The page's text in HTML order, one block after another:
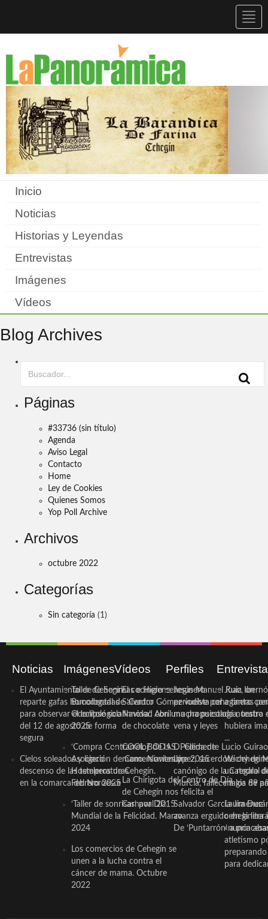
Inicio
Noticias
Historias y Leyendas
Entrevistas
Imágenes
Vídeos
Blog Archives
Páginas
#33736 (sin título)
Agenda
Aviso Legal
Contacto
Home
Ley de Cookies
Quienes Somos
Yop Poll Archive
Archivos
octubre 2022
Categorías
Sin categoría (1)
Noticias
El Ayuntamiento de Cehegín
reparte gafas homologadas
para observar el eclipse solar
del 12 de agosto de forma
segura
Cielos soleados y ligero
descenso de las temperaturas
en la comarca del Noroeste
Imágenes
Taller de Sonrisas e Higiene
Bucodental de ‘Centro
Odontológico Innova’. Abril
2025
‘Compra Contrarreloj’ de la
Asociación de Comerciantes y
Hosteleros de Cehegín.
Febrero 2025
‘Taller de sonrisas’ por Día
Mundial de la Felicidad. Marzo
2024
Los comercios de Cehegín se
unen a la lucha contra el
cáncer de mama. Octubre
2022
Vídeos
El cocinero ceheginero
Salvador Gómez vuelve por
Navidad con una propuesta
de chocolate
COOL BODAS. Pedida de
mano. Noviembre 2015
La Chirigota del Centro de Día
de Cehegín nos felicita el
Carnaval 2015
Perfiles
Jesús Manuel Ruiz, un
periodista ceheginero con
mucha psicología, teatro
vena y leyes
D. Clemente Lucio Guirao
López, sacerdote
canónigo de la Catedral
Murcia, fallece a los 89
Salvador García Jiménez
avanza erguido en la
De ‘Puntarrón’ a
Juan
a tantas
de nuestra
hubiera
...
Wichy de
un regalo
magia de
Laura
ceheginera
«nunca
atletismo
para